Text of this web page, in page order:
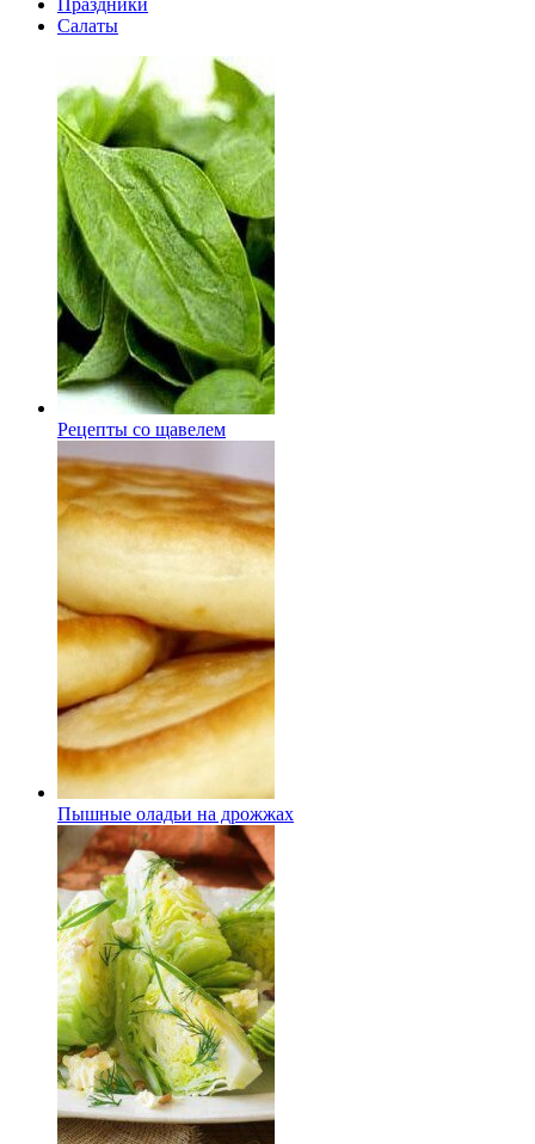
Праздники
Салаты
Рецепты со щавелем
Пышные оладьи на дрожжах